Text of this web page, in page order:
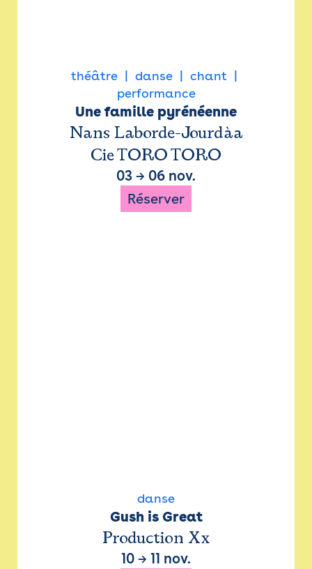
théâtre danse
chant
performance
Une famille pyrénéenne
Nans Laborde-Jourdàa
Cie TORO TORO
03 → 06 nov.
Réserver
danse
Gush is Great
Production Xx
10 → 11 nov.